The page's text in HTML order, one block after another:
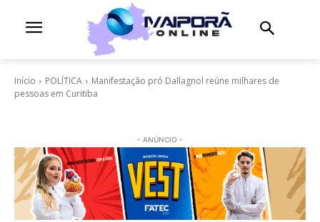
Início POLÍTICA
Manifestação pró Dallagnol reúne milhares de
pessoas em Curitiba
- ANÚNCIO -